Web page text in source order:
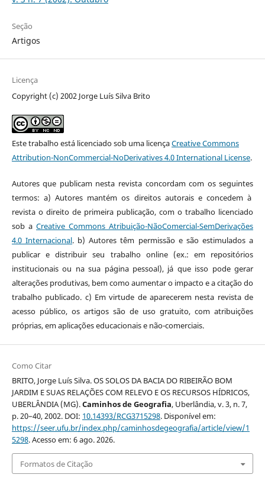
Seção
Artigos
Licença
Copyright (c) 2002 Jorge Luís Silva Brito
Este trabalho está licenciado sob uma licençaCreative Commons
Attribution-NonCommercial-NoDerivatives 4.0 International License.
Autores que publicam nesta revista concordam com os seguintes
termos: a) Autores mantém os direitos autorais e concedem à
revista o direito de primeira publicação, com o trabalho licenciado
sob a Creative Commons Atribuição-NãoComercial-SemDerivações
4.0 Internacional. b) Autores têm permissão e são estimulados a
publicar e distribuir seu trabalho online (ex.: em repositórios
institucionais ou na sua página pessoal), já que isso pode gerar
alterações produtivas, bem como aumentar o impacto e a citação do
trabalho publicado. c) Em virtude de aparecerem nesta revista de
acesso público, os artigos são de uso gratuito, com atribuições
próprias, em aplicações educacionais e não-comerciais.
Como Citar
BRITO, Jorge Luís Silva. OS SOLOS DA BACIA DO RIBEIRÃO BOM
JARDIM E SUAS RELAÇÕES COM RELEVO E OS RECURSOS HÍDRICOS,
UBERLÂNDIA (MG).Caminhos de Geografia, Uberlândia, v. 3, n. 7,
p. 20–40, 2002. DOI: 10.14393/RCG3715298. Disponível em:
https://seer.ufu.br/index.php/caminhosdegeografia/article/view/1
5298. Acesso em: 6 ago. 2026.
Formatos de Citação